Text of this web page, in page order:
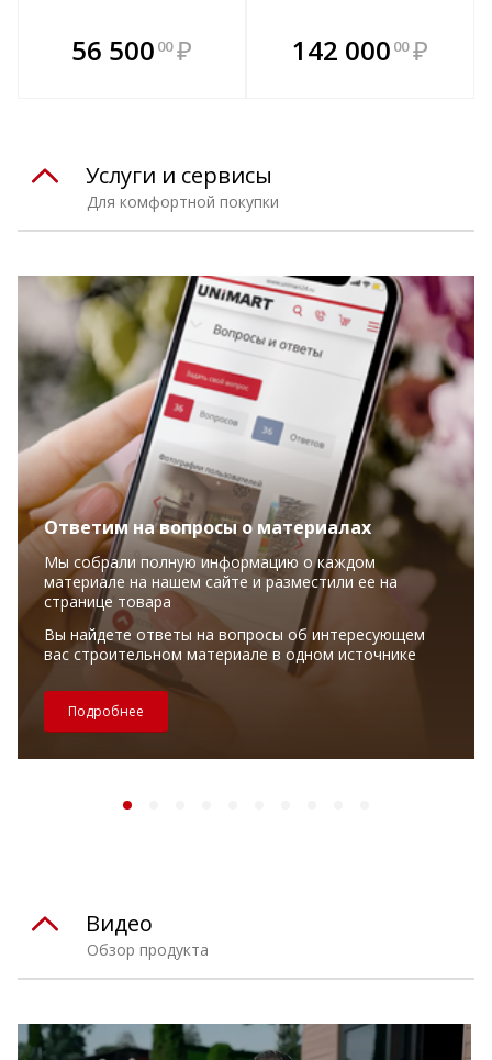
56 500 00 ₽
В комплекте
всегда выгоднее!
В комплекте
всегда выгоднее!
142 000 00 ₽
Для комфортной покупки
Услуги и сервисы
Ответим на вопросы о материалах
Мы собрали полную информацию о каждом
материале на нашем сайте и разместили ее на
странице товара
Вы найдете ответы на вопросы об интересующем
вас строительном материале в одном источнике
Подробнее
Обзор продукта
Видео